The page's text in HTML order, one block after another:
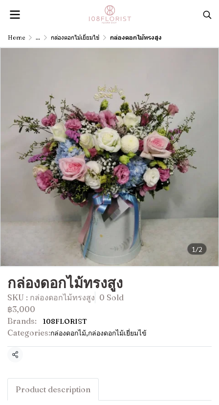
Home ... กล่องดอกไม้เยี่ยมไข้ กล่องดอกไม้ทรงสูง
1/2
กล่องดอกไม้ทรงสูง
SKU : กล่องดอกไม้ทรงสูง 0 Sold
฿3,000
Brands:
108FLORIST
Categories:กล่องดอกไม้,กล่องดอกไม้เยี่ยมไข้
Share
Product description